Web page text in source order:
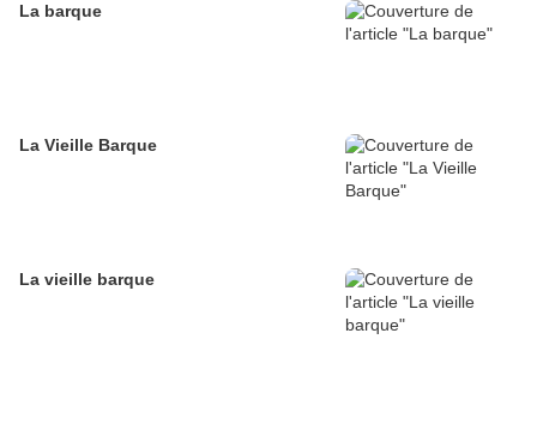
La barque
La Vieille Barque
La vieille barque